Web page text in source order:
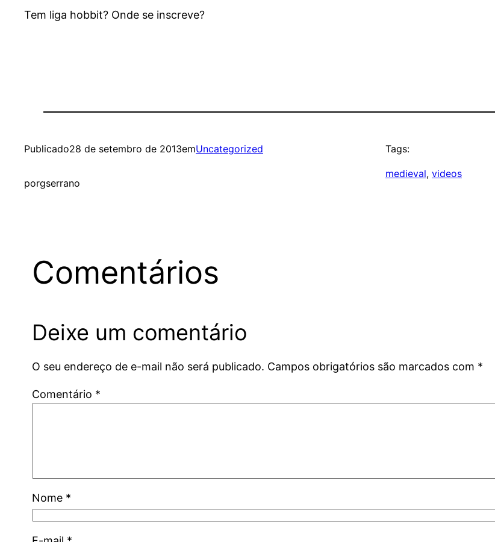
Tem liga hobbit? Onde se inscreve?
Publicado28 de setembro de 2013emUncategorized
porgserrano
Tags:
medieval, videos
Comentários
Deixe um comentário
O seu endereço de e-mail não será publicado. Campos obrigatórios são marcados com *
Comentário *
Nome *